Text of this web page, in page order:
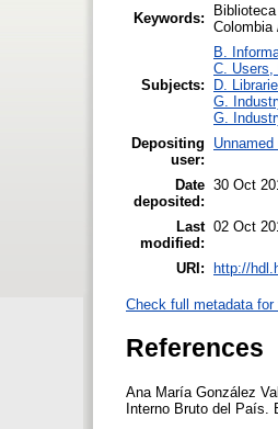
Keywords:
Colombia
Subjects:
B.
C. Users,
D.
G.
G.
Depositing
user:
Unnamed
Date
deposited:
30 Oct
Last
modified:
02 Oct
URI: http://
Check full metadata for
References
Ana María González
Interno Bruto del País.